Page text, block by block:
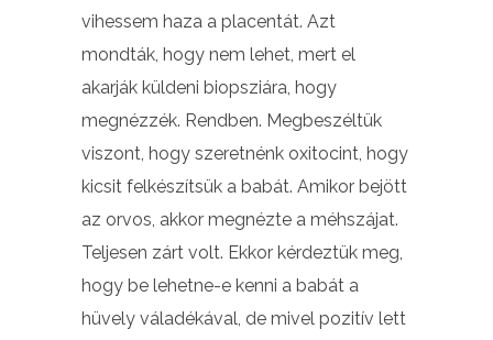
vihessem haza a placentát. Azt
mondták, hogy nem lehet, mert el
akarják küldeni biopsziára, hogy
megnézzék. Rendben. Megbeszéltük
viszont, hogy szeretnénk oxitocint, hogy
kicsit felkészítsük a babát. Amikor bejött
az orvos, akkor megnézte a méhszájat.
Teljesen zárt volt. Ekkor kérdeztük meg,
hogy be lehetne-e kenni a babát a
hüvely váladékával, de mivel pozitív lett